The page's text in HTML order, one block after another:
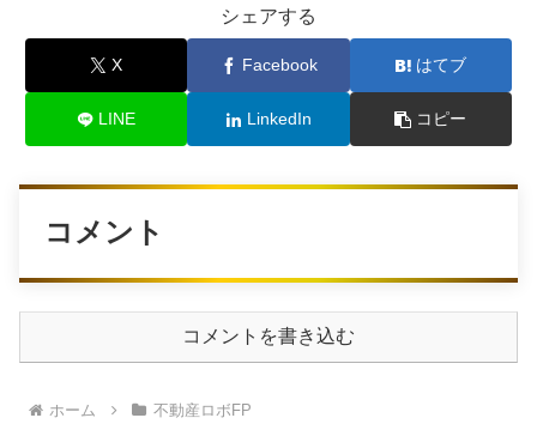
シェアする
X Facebook はてブ
LINE LinkedIn コピー
コメント
コメントを書き込む
ホーム 不動産ロボFP